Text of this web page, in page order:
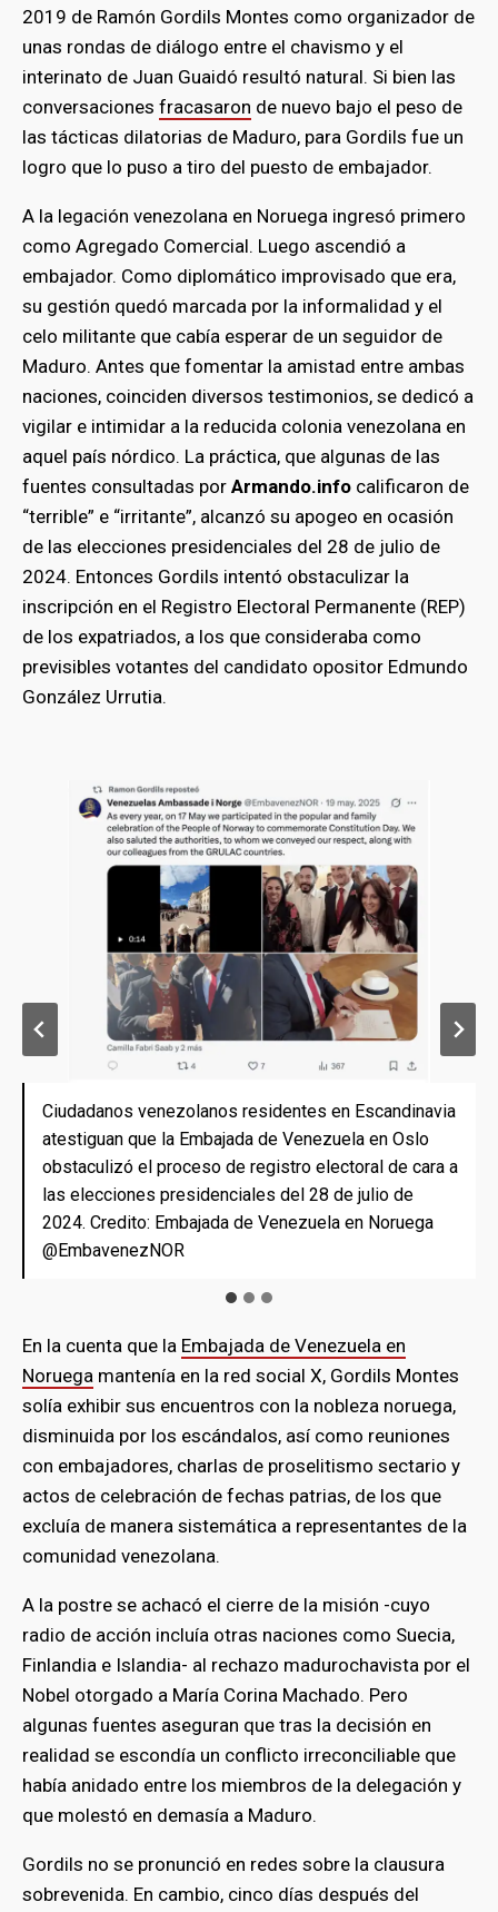
2019 de Ramón Gordils Montes como organizador de
unas rondas de diálogo entre el chavismo y el
interinato de Juan Guaidó resultó natural. Si bien las
conversaciones fracasaron de nuevo bajo el peso de
las tácticas dilatorias de Maduro, para Gordils fue un
logro que lo puso a tiro del puesto de embajador.
A la legación venezolana en Noruega ingresó primero
como Agregado Comercial. Luego ascendió a
embajador. Como diplomático improvisado que era,
su gestión quedó marcada por la informalidad y el
celo militante que cabía esperar de un seguidor de
Maduro. Antes que fomentar la amistad entre ambas
naciones, coinciden diversos testimonios, se dedicó a
vigilar e intimidar a la reducida colonia venezolana en
aquel país nórdico. La práctica, que algunas de las
fuentes consultadas por Armando.info calificaron de
“terrible” e “irritante”, alcanzó su apogeo en ocasión
de las elecciones presidenciales del 28 de julio de
2024. Entonces Gordils intentó obstaculizar la
inscripción en el Registro Electoral Permanente (REP)
de los expatriados, a los que consideraba como
previsibles votantes del candidato opositor Edmundo
González Urrutia.
Ciudadanos venezolanos residentes en Escandinavia
atestiguan que la Embajada de Venezuela en Oslo
obstaculizó el proceso de registro electoral de cara a
las elecciones presidenciales del 28 de julio de
2024. Credito: Embajada de Venezuela en Noruega
@EmbavenezNOR
Las celebraciones de las fechas patrias organizadas
por la Embajada de Venezuela en Oslo eran
restringidas.Los ciudadanos residenciados en
Escandinavia que no manifestaban inclinación por el
chavismo no eran invitados. Credito: Embajada de
Venezuela en Noruega @EmbavenezNOR
Desde Oslo, la delegación venezolana en Noruega al
mando de Ramón Gordils ofreció un brindis por la
juramentación fraudulenta de Nicolás Maduro como
presidente en enero de 2025. Crédito: Embajada de
Venezuela en Noruega @EmbavenezNOR
En la cuenta que la Embajada de Venezuela en
Noruega mantenía en la red social X, Gordils Montes
solía exhibir sus encuentros con la nobleza noruega,
disminuida por los escándalos, así como reuniones
con embajadores, charlas de proselitismo sectario y
actos de celebración de fechas patrias, de los que
excluía de manera sistemática a representantes de la
comunidad venezolana.
A la postre se achacó el cierre de la misión -cuyo
radio de acción incluía otras naciones como Suecia,
Finlandia e Islandia- al rechazo madurochavista por el
Nobel otorgado a María Corina Machado. Pero
algunas fuentes aseguran que tras la decisión en
realidad se escondía un conflicto irreconciliable que
había anidado entre los miembros de la delegación y
que molestó en demasía a Maduro.
Gordils no se pronunció en redes sobre la clausura
sobrevenida. En cambio, cinco días después del